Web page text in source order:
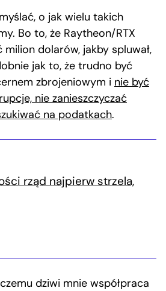
o jak wielu takich
Bo to, że Raytheon/RTX
milion dolarów, jakby spluwał,
jak to, że trudno być
zbrojeniowym i nie być
nie zanieszczyczać
na podatkach.
rząd najpierw strzela,
dziwi mnie współpraca